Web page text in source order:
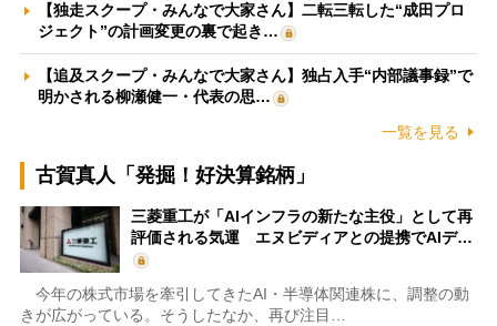
【独走スクープ・みんなで大家さん】二転三転した“成田プロ
ジェクト”の計画変更の裏で起き…
【追及スクープ・みんなで大家さん】独占入手“内部議事録”で
明かされる柳瀬健一・代表の思…
一覧を見る
古賀真人「発掘！好決算銘柄」
三菱重工が「AIインフラの新たな主役」として再
評価される気運 エヌビディアとの提携でAIデ…
今年の株式市場を牽引してきたAI・半導体関連株に、調整の動
きが広がっている。そうしたなか、再び注目…